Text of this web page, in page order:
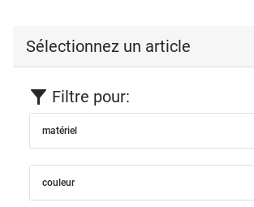
Sélectionnez un article
Filtre pour:
matériel
couleur